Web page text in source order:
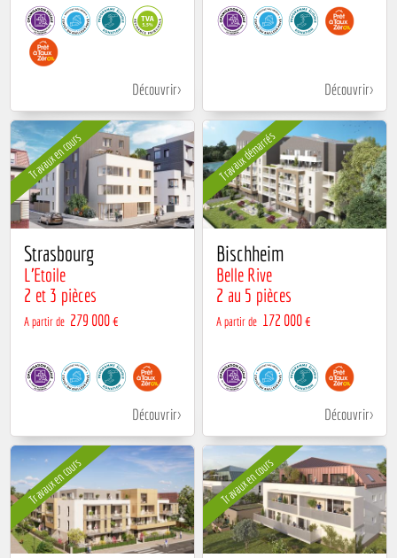
Découvrir Découvrir
Travaux en cours
Strasbourg
L'Etoile
2 et 3 pièces
A partir de 279 000 €
Découvrir
Travaux démarrés
Bischheim
Belle Rive
2 au 5 pièces
A partir de 172 000 €
Découvrir
Travaux en cours Travaux en cours